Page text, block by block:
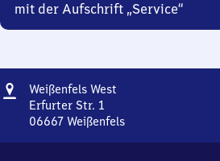
mit der Aufschrift „Service“
Adresse
Weißenfels West
Erfurter Str. 1
06667 Weißenfels